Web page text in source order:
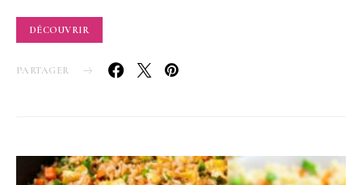
DÉCOUVRIR
PARTAGER